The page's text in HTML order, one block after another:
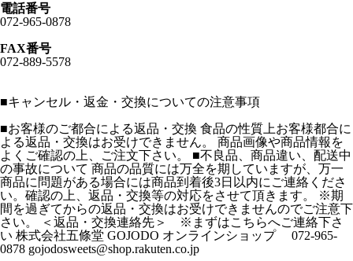
電話番号
072-965-0878
FAX番号
072-889-5578
■キャンセル・返金・交換についての注意事項
■お客様のご都合による返品・交換 食品の性質上お客様都合に
よる返品・交換はお受けできません。 商品画像や商品情報を
よくご確認の上、ご注文下さい。 ■不良品、商品違い、配送中
の事故について 商品の品質には万全を期していますが、万一
商品に問題がある場合には商品到着後3日以内にご連絡くださ
い。確認の上、返品・交換等の対応をさせて頂きます。 ※期
間を過ぎてからの返品・交換はお受けできませんのでご注意下
さい。 ＜返品・交換連絡先＞ ※まずはこちらへご連絡下さ
い 株式会社五條堂 GOJODO オンラインショップ 072-965-
0878 gojodosweets@shop.rakuten.co.jp